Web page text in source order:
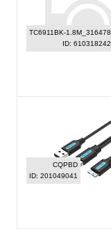
TC6911BK-1.8M_316478
ID: 610318242
CQPBD
ID: 201049041